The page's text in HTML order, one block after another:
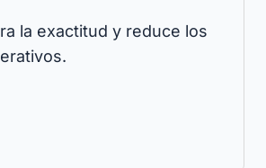
la exactitud y reduce los